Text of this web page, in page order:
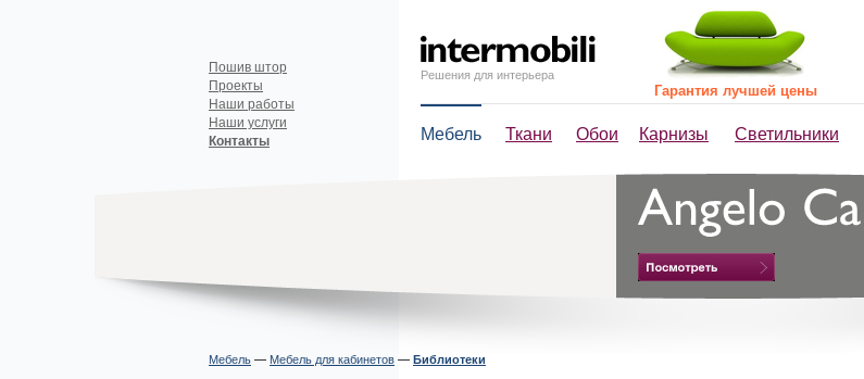
Решения для интерьера
Мебель Ткани Обои Карнизы Светильники
Пошив штор
Проекты
Наши работы
Наши услуги
Контакты
Гарантия лучшей цены
Мебель— Мебель для кабинетов— Библиотеки